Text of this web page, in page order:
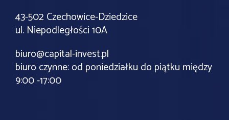
43-502 Czechowice-Dziedzice
ul. Niepodległości 10A
biuro@capital-invest.pl
biuro czynne: od poniedziałku do piątku między
9:00 -17:00